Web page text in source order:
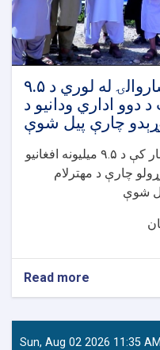
لغمان کې د مهترلام ښاروالۍ له لوري د ۹.۵
دوو اداري ودانیو د
چارې پیل شوې
د لغمان ولایت په مرکز مهترلام ښار کې د ۹.۵ میلیونه افغانیو
چارې د مهترلام
Read more
لغمان
د
مهترلام
Sun, Aug 02 2026 11:35 AM